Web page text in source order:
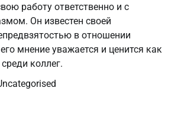
работу ответственно и с
Он известен своей
в отношении
мнение уважается и ценится как
коллег.